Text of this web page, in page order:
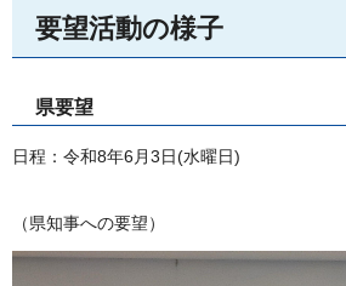
要望活動の様子
県要望
日程：令和8年6月3日(水曜日)
（県知事への要望）